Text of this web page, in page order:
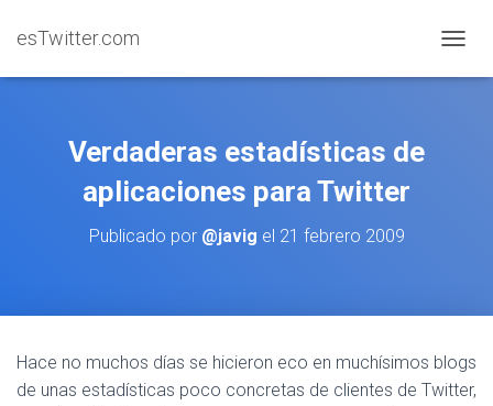
esTwitter.com
Verdaderas estadísticas de
aplicaciones para Twitter
Publicado por @javig el 21 febrero 2009
Hace no muchos días se hicieron eco en muchísimos blogs
de unas estadísticas poco concretas de clientes de Twitter,